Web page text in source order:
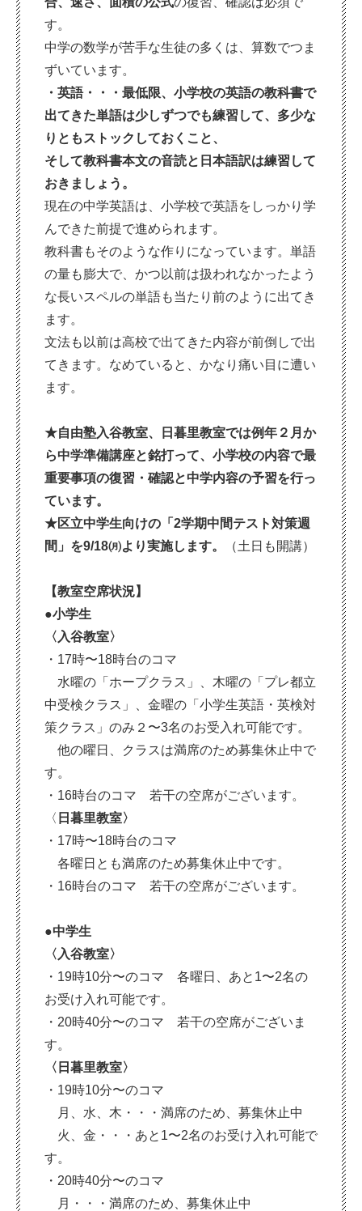
す。
中学の数学が苦手な生徒の多くは、算数でつま
ずいています。
・英語・・・ 最低限、小学校の英語の教科書で
出てきた単語は少しずつでも練習して、多少な
りともストックしておくこと、
そして教科書本文の音読と日本語訳は練習して
おきましょう。
現在の中学英語は、小学校で英語をしっかり学
んできた前提で進められます。
教科書もそのような作りになっています。単語
の量も膨大で、かつ以前は扱われなかったよう
な長いスペルの単語も当たり前のように出てき
ます。
文法も以前は高校で出てきた内容が前倒しで出
てきます。なめていると、かなり痛い目に遭い
ます。
★自由塾入谷教室、日暮里教室では例年２月か
ら中学準備講座と銘打って、小学校の内容で最
重要事項の復習 ・確認と中学内容の予習を行っ
ています。
★区立中学生向けの「2学期中間テスト対策週
間」を9/18㈪より実施します。
（土日も開講）
【教室空席状況】
●小学生
〈入谷教室〉
・17時〜18時台のコマ
水曜の「ホープクラス」、木曜の「プレ都立
中受検クラス」、金曜の「小学生英語・英検対
策クラス」のみ２〜3名のお受入れ可能です。
他の曜日、クラスは満席のため募集休止中で
す。
・16時台のコマ 若干の空席がございます。
〈 日暮里教室〉
・17時〜18時台のコマ
各曜日とも満席のため募集休止中です。
・16時台のコマ 若干の空席がございます。
●中学生
〈入谷教室〉
・19時10分〜のコマ 各曜日、あと1〜2名の
お受け入れ可能です。
・20時40分〜のコマ 若干の空席がございま
す。
〈日暮里教室〉
・19時10分〜のコマ
月、水、木・・・満席のため、募集休止中
火、金・・・あと1〜2名のお受け入れ可能で
す。
・20時40分〜のコマ
月・・・満席のため、募集休止中